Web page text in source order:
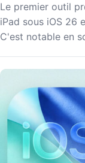
Le premier outil
iPad sous iOS 26
C'est notable en